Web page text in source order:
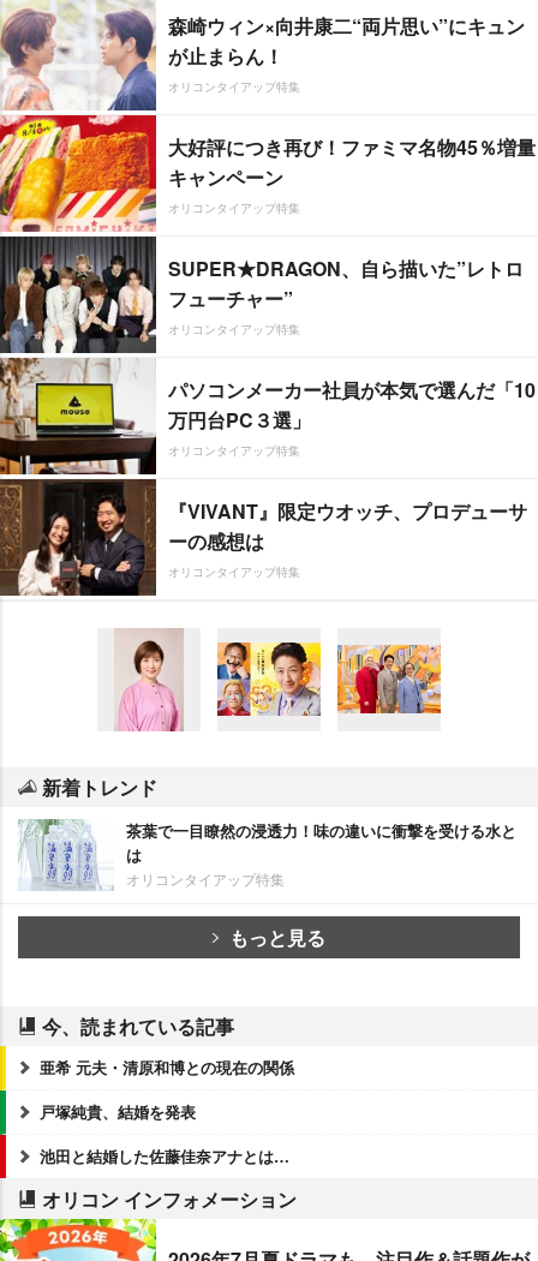
森崎ウィン×向井康二“両片思い”にキュン
が止まらん！
オリコンタイアップ特集
大好評につき再び！ファミマ名物45％増量
キャンペーン
オリコンタイアップ特集
SUPER★DRAGON、自ら描いた”レトロ
フューチャー”
オリコンタイアップ特集
パソコンメーカー社員が本気で選んだ「10
万円台PC３選」
オリコンタイアップ特集
『VIVANT』限定ウオッチ、プロデューサ
ーの感想は
オリコンタイアップ特集
新着トレンド
茶葉で一目瞭然の浸透力！味の違いに衝撃を受ける水と
は
オリコンタイアップ特集
もっと見る
今、読まれている記事
亜希 元夫・清原和博との現在の関係
戸塚純貴、結婚を発表
池田と結婚した佐藤佳奈アナとは…
オリコン インフォメーション